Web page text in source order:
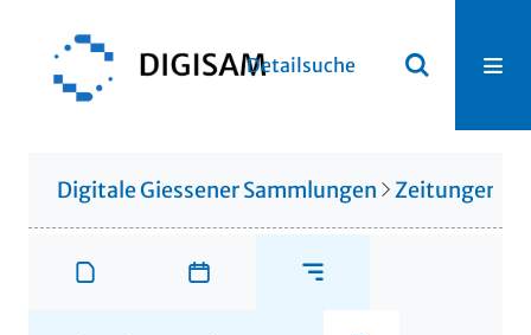
Detailsuche
Digitale Giessener Sammlungen Zeitungen